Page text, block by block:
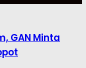
GAN Minta